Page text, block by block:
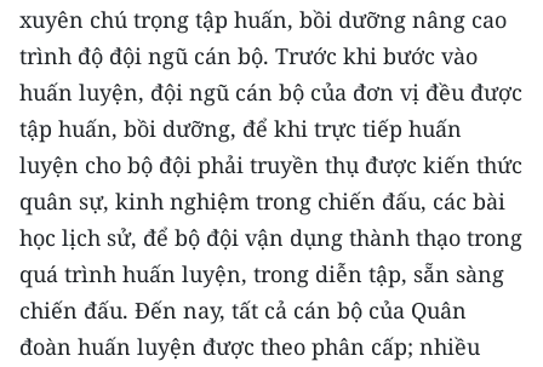
中文
FRANÇAIS
РУССКИЙ
ESPAÑOL
한국어
xuyên chú trọng tập huấn, bồi dưỡng nâng cao
trình độ đội ngũ cán bộ. Trước khi bước vào
huấn luyện, đội ngũ cán bộ của đơn vị đều được
tập huấn, bồi dưỡng, để khi trực tiếp huấn
luyện cho bộ đội phải truyền thụ được kiến thức
quân sự, kinh nghiệm trong chiến đấu, các bài
học lịch sử, để bộ đội vận dụng thành thạo trong
quá trình huấn luyện, trong diễn tập, sẵn sàng
chiến đấu. Đến nay, tất cả cán bộ của Quân
đoàn huấn luyện được theo phân cấp; nhiều